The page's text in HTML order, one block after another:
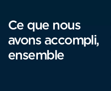
Ce que nous
avons accompli,
ensemble